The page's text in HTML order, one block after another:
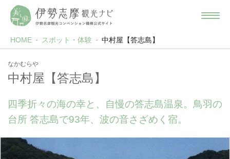
HOME スポット・体験 中村屋【答志島】
なかむらや
中村屋【答志島】
四季折々の海の幸と、自慢の答志島温泉。鳥羽の
台所 答志島で93年、波の音さざめく宿。